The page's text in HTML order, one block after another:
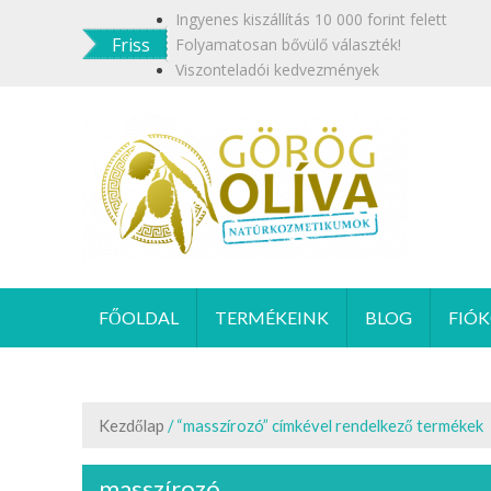
Friss
Ingyenes kiszállítás 10 000 forint felett
Folyamatosan bővülő választék!
Viszonteladói kedvezmények
FŐOLDAL TERMÉKEINK BLOG
Kezdőlap / “masszírozó” címkével rendelkező termékek